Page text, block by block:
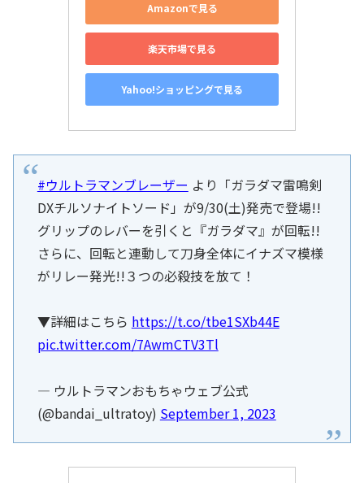
Amazonで見る
楽天市場で見る
Yahoo!ショッピングで見る
#ウルトラマンブレーザー より「ガラダマ雷鳴剣
DXチルソナイトソード」が9/30(土)発売で登場!!
グリップのレバーを引くと『ガラダマ』が回転!!
さらに、回転と連動して刀身全体にイナズマ模様
がリレー発光!!３つの必殺技を放て！
▼詳細はこちら https://t.co/tbe1SXb44E
pic.twitter.com/7AwmCTV3Tl
— ウルトラマンおもちゃウェブ公式
(@bandai_ultratoy) September 1, 2023